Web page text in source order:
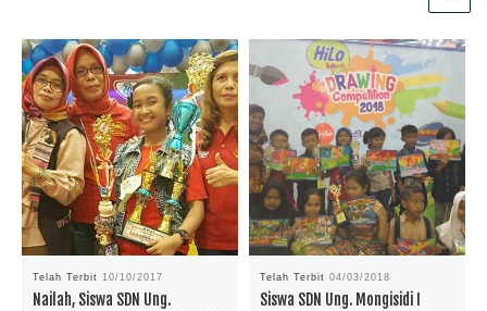
Telah Terbit 10/10/2017
Nailah, Siswa SDN Ung.
Telah Terbit04/03/2018
Siswa SDN Ung. Mongisidi I